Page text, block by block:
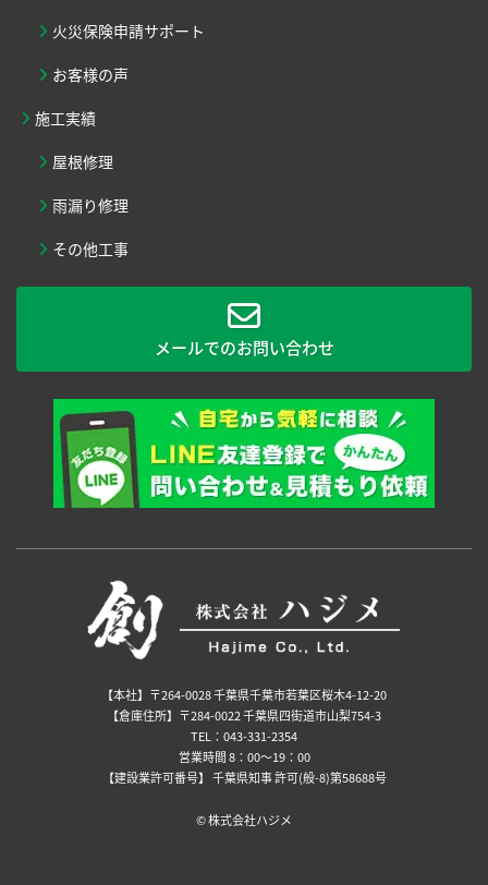
火災保険申請サポート
お客様の声
施工実績
屋根修理
雨漏り修理
その他工事
メールでのお問い合わせ
【本社】〒264-0028 千葉県千葉市若葉区桜木4-12-20
【倉庫住所】〒284-0022 千葉県四街道市山梨754-3
TEL：043-331-2354
営業時間 8：00～19：00
【建設業許可番号】 千葉県知事 許可(般-8)第58688号
©️ 株式会社ハジメ